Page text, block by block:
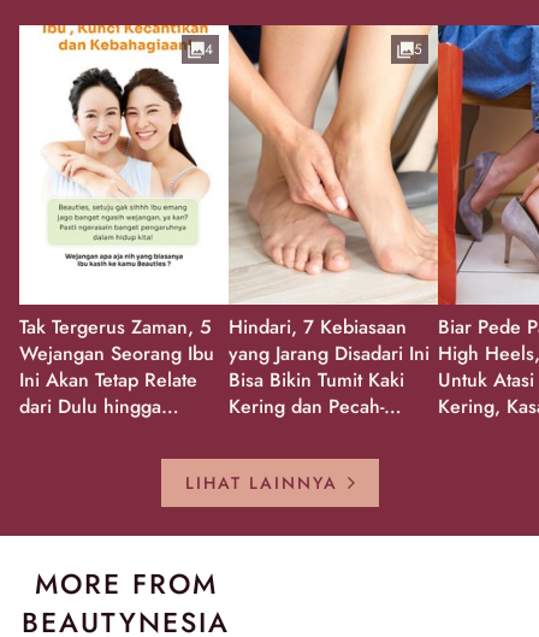
Tak Tergerus Zaman, 5
Wejangan Seorang Ibu
Ini Akan Tetap Relate
dari Dulu hingga
4
Hindari, 7 Kebiasaan
yang Jarang Disadari Ini
Bisa Bikin Tumit Kaki
Kering dan Pecah-
5
Biar Pede
High
Untuk
Kering,
LIHAT LAINNYA
MORE FROM
BEAUTYNESIA